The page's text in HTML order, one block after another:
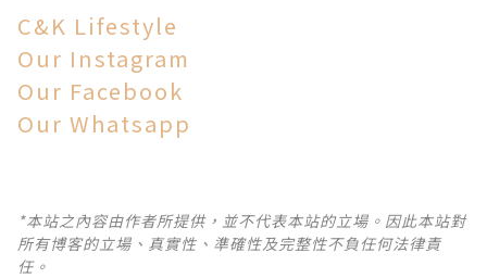
C&K Lifestyle
Our Instagram
Our Facebook
Our Whatsapp
*本站之內容由作者所提供，並不代表本站的立場。因此本站對
所有博客的立場、真實性、準確性及完整性不負任何法律責
任。